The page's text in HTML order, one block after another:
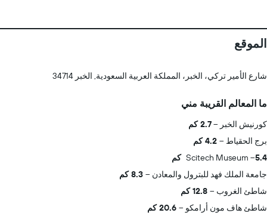
الموقع
شارع الأمير تركي، الخبر، المملكة العربية السعودية, الخبر 34714
ما المعالم القريبة مني
كورنيش الخبر
2.7 كم
برج الحقياط
4.2 كم
Scitech Museum
5.4 كم
جامعة الملك فهد للبترول والمعادن
8.3 كم
شاطئ الغروب
12.8 كم
شاطئ هاف مون أرامكو
20.6 كم